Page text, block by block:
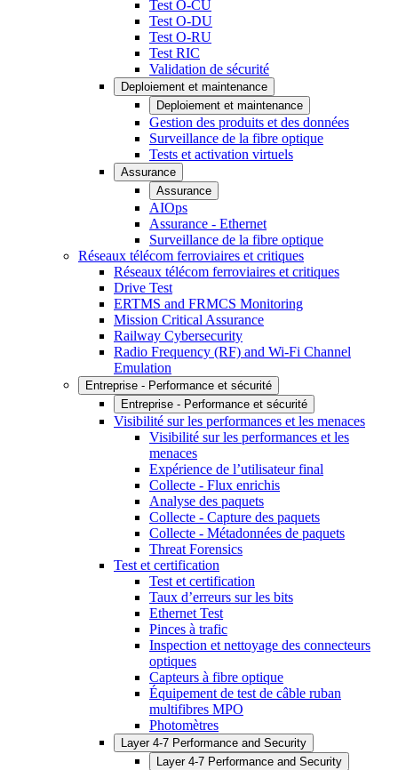
Test O-CU
Test O-DU
Test O-RU
Test RIC
Validation de sécurité
Deploiement et maintenance
Deploiement et maintenance
Gestion des produits et des données
Surveillance de la fibre optique
Tests et activation virtuels
Assurance
Assurance
AIOps
Assurance - Ethernet
Surveillance de la fibre optique
Réseaux télécom ferroviaires et critiques
Réseaux télécom ferroviaires et critiques
Drive Test
ERTMS and FRMCS Monitoring
Mission Critical Assurance
Railway Cybersecurity
Radio Frequency (RF) and Wi-Fi Channel
Emulation
Entreprise - Performance et sécurité
Entreprise - Performance et sécurité
Visibilité sur les performances et les menaces
Visibilité sur les performances et les
menaces
Expérience de l’utilisateur final
Collecte - Flux enrichis
Analyse des paquets
Collecte - Capture des paquets
Collecte - Métadonnées de paquets
Threat Forensics
Test et certification
Test et certification
Taux d’erreurs sur les bits
Ethernet Test
Pinces à trafic
Inspection et nettoyage des connecteurs
optiques
Capteurs à fibre optique
Équipement de test de câble ruban
multifibres MPO
Photomètres
Layer 4-7 Performance and Security
Layer 4-7 Performance and Security